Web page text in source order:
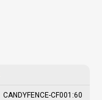
CANDYFENCE-CF001:60